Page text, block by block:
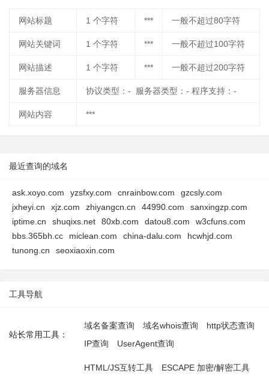
网站标题 1 个字符 *** 一般不超过80字符
网站关键词 1 个字符 *** 一般不超过100字符
网站描述 1 个字符 *** 一般不超过200字符
服务器信息 协议类型：- 服务器类型：- 程序支持：-
网站内容 ***
最近查询的域名
ask.xoyo.com yzsfxy.com cnrainbow.com
gzcsly.com
jxheyi.cn
xjz.com zhiyangcn.cn 44990.com
sanxingzp.com
iptime.cn
shuqixs.net 80xb.com datou8.com
w3cfuns.com
bbs.365bh.cc
miclean.com china-dalu.com
hcwhjd.com
tunong.cn
seoxiaoxin.com
工具导航
站长常用工具：
域名备案查询 域名whois查询
http状态查询
IP查询
UserAgent查询
HTML/JS互转工具 ESCAPE 加密/解密工具